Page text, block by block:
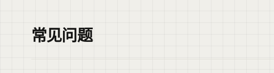
常见问题